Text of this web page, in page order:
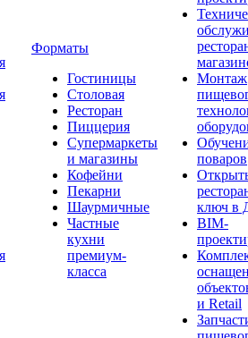
Форматы
Гостиницы
Столовая
Ресторан
Пиццерия
Супермаркеты
и магазины
Кофейни
Пекарни
Шаурмичные
Частные
кухни
премиум-
класса
Монтаж
поваров
ключ в
BIM-
и Retail